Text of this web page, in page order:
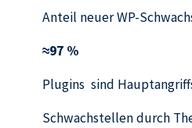
Anteil neuer WP-
≈97 %
Plugins sind
Schwachstellen durch